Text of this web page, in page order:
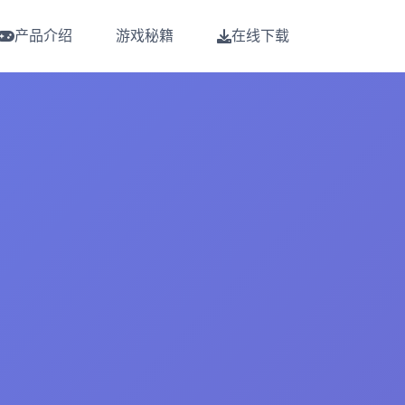
产品介绍 游戏秘籍 在线下载